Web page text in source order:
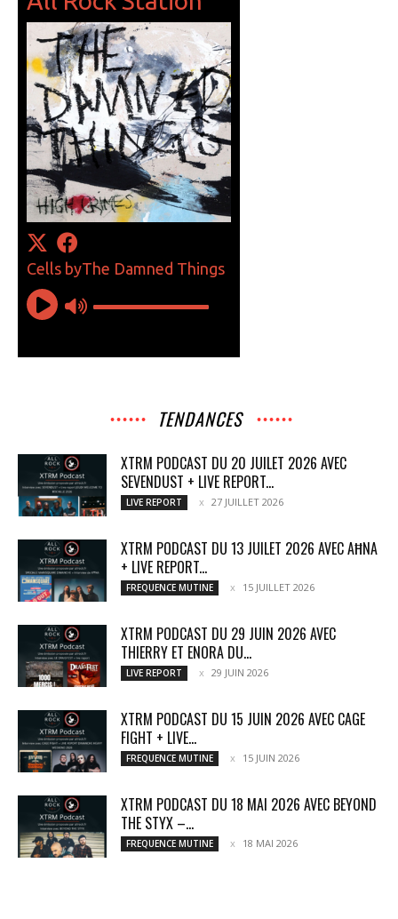
TENDANCES
XTRM PODCAST DU 20 JUILET 2026 AVEC
SEVENDUST + LIVE REPORT...
LIVE REPORT 27 JUILLET 2026
XTRM PODCAST DU 13 JUILET 2026 AVEC AĦNA
+ LIVE REPORT...
FREQUENCE MUTINE 15 JUILLET 2026
XTRM PODCAST DU 29 JUIN 2026 AVEC
THIERRY ET ENORA DU...
LIVE REPORT 29 JUIN 2026
XTRM PODCAST DU 15 JUIN 2026 AVEC CAGE
FIGHT + LIVE...
FREQUENCE MUTINE 15 JUIN 2026
XTRM PODCAST DU 18 MAI 2026 AVEC BEYOND
THE STYX –...
FREQUENCE MUTINE 18 MAI 2026